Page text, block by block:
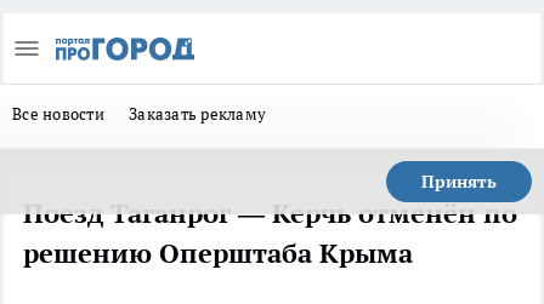
Все новости Заказать рекламу
Принять
Поезд Таганрог — Керчь отменён по
решению Оперштаба Крыма